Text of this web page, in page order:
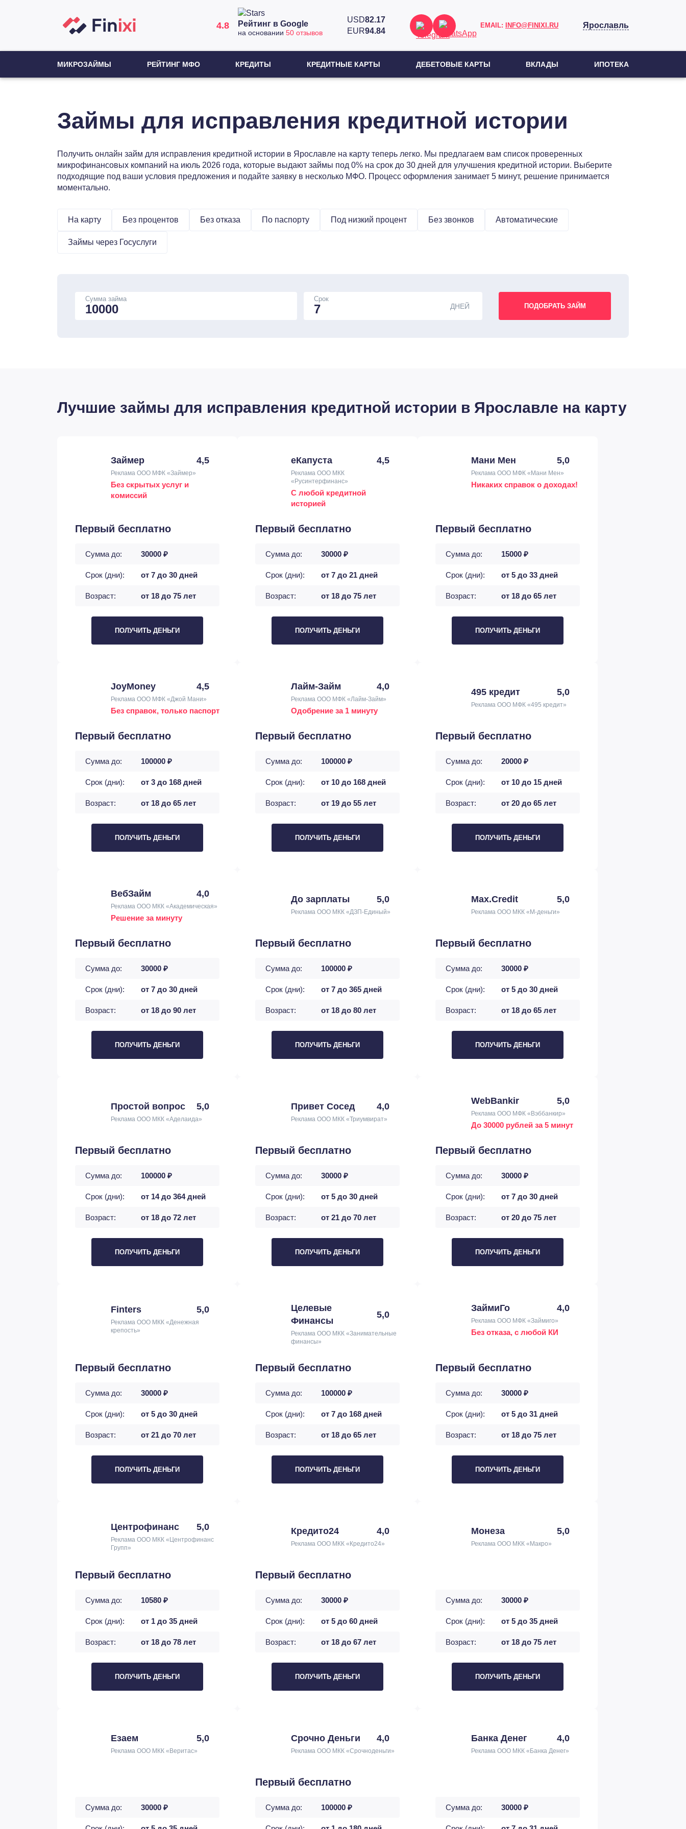
4.8 Рейтинг в Google
на основании 50 отзывов
USD82.17
EUR94.84
EMAIL: INFO@FINIXI.RU Ярославль
МИКРОЗАЙМЫ РЕЙТИНГ МФО КРЕДИТЫ КРЕДИТНЫЕ КАРТЫ ДЕБЕТОВЫЕ КАРТЫ ВКЛАДЫ ИПОТЕКА
Займы для исправления кредитной истории
Получить онлайн займ для исправления кредитной истории в Ярославле на карту теперь легко. Мы предлагаем вам список проверенных
микрофинансовых компаний на июль 2026 года, которые выдают займы под 0% на срок до 30 дней для улучшения кредитной истории. Выберите
подходящие под ваши условия предложения и подайте заявку в несколько МФО. Процесс оформления занимает 5 минут, решение принимается
моментально.
На карту Без процентов Без отказа По паспорту Под низкий процент Без звонков Автоматические
Займы через Госуслуги
Сумма займа
Срок
ДНЕЙ
Лучшие займы для исправления кредитной истории в Ярославле на карту
Займер 4,5
Реклама ООО МФК «Займер»
Без скрытых услуг и
комиссий
Первый бесплатно
Сумма до: 30000 ₽
Срок (дни): от 7 до 30 дней
Возраст: от 18 до 75 лет
ПОЛУЧИТЬ ДЕНЬГИ
еКапуста 4,5
Реклама ООО МКК
«Русинтерфинанс»
С любой кредитной
историей
Первый бесплатно
Сумма до: 30000 ₽
Срок (дни): от 7 до 21 дней
Возраст: от 18 до 75 лет
ПОЛУЧИТЬ ДЕНЬГИ
Мани Мен 5,0
Реклама ООО МФК «Мани Мен»
Никаких справок о доходах!
Первый бесплатно
Сумма до: 15000 ₽
Срок (дни): от 5 до 33 дней
Возраст: от 18 до 65 лет
ПОЛУЧИТЬ ДЕНЬГИ
JoyMoney 4,5
Реклама ООО МФК «Джой Мани»
Без справок, только паспорт
Первый бесплатно
Сумма до: 100000 ₽
Срок (дни): от 3 до 168 дней
Возраст: от 18 до 65 лет
ПОЛУЧИТЬ ДЕНЬГИ
Лайм-Займ 4,0
Реклама ООО МФК «Лайм-Займ»
Одобрение за 1 минуту
Первый бесплатно
Сумма до: 100000 ₽
Срок (дни): от 10 до 168 дней
Возраст: от 19 до 55 лет
ПОЛУЧИТЬ ДЕНЬГИ
495 кредит 5,0
Реклама ООО МФК «495 кредит»
Первый бесплатно
Сумма до: 20000 ₽
Срок (дни): от 10 до 15 дней
Возраст: от 20 до 65 лет
ПОЛУЧИТЬ ДЕНЬГИ
ВебЗайм 4,0
Реклама ООО МКК «Академическая»
Решение за минуту
Первый бесплатно
Сумма до: 30000 ₽
Срок (дни): от 7 до 30 дней
Возраст: от 18 до 90 лет
ПОЛУЧИТЬ ДЕНЬГИ
До зарплаты 5,0
Реклама ООО МКК «ДЗП-Единый»
Первый бесплатно
Сумма до: 100000 ₽
Срок (дни): от 7 до 365 дней
Возраст: от 18 до 80 лет
ПОЛУЧИТЬ ДЕНЬГИ
Max.Credit 5,0
Реклама ООО МКК «М-деньги»
Первый бесплатно
Сумма до: 30000 ₽
Срок (дни): от 5 до 30 дней
Возраст: от 18 до 65 лет
ПОЛУЧИТЬ ДЕНЬГИ
Простой вопрос 5,0
Реклама ООО МКК «Аделаида»
Первый бесплатно
Сумма до: 100000 ₽
Срок (дни): от 14 до 364 дней
Возраст: от 18 до 72 лет
ПОЛУЧИТЬ ДЕНЬГИ
Привет Сосед 4,0
Реклама ООО МКК «Триумвират»
Первый бесплатно
Сумма до: 30000 ₽
Срок (дни): от 5 до 30 дней
Возраст: от 21 до 70 лет
ПОЛУЧИТЬ ДЕНЬГИ
WebBankir 5,0
Реклама ООО МФК «Вэббанкир»
До 30000 рублей за 5 минут
Первый бесплатно
Сумма до: 30000 ₽
Срок (дни): от 7 до 30 дней
Возраст: от 20 до 75 лет
ПОЛУЧИТЬ ДЕНЬГИ
Finters 5,0
Реклама ООО МКК «Денежная
крепость»
Первый бесплатно
Сумма до: 30000 ₽
Срок (дни): от 5 до 30 дней
Возраст: от 21 до 70 лет
ПОЛУЧИТЬ ДЕНЬГИ
Целевые
Финансы
5,0
Реклама ООО МКК «Занимательные
финансы»
Первый бесплатно
Сумма до: 100000 ₽
Срок (дни): от 7 до 168 дней
Возраст: от 18 до 65 лет
ПОЛУЧИТЬ ДЕНЬГИ
ЗаймиГо 4,0
Реклама ООО МФК «Займиго»
Без отказа, с любой КИ
Первый бесплатно
Сумма до: 30000 ₽
Срок (дни): от 5 до 31 дней
Возраст: от 18 до 75 лет
ПОЛУЧИТЬ ДЕНЬГИ
Центрофинанс 5,0
Реклама ООО МКК «Центрофинанс
Групп»
Первый бесплатно
Сумма до: 10580 ₽
Срок (дни): от 1 до 35 дней
Возраст: от 18 до 78 лет
ПОЛУЧИТЬ ДЕНЬГИ
Кредито24 4,0
Реклама ООО МКК «Кредито24»
Первый бесплатно
Сумма до: 30000 ₽
Срок (дни): от 5 до 60 дней
Возраст: от 18 до 67 лет
ПОЛУЧИТЬ ДЕНЬГИ
Монеза 5,0
Реклама ООО МКК «Макро»
Сумма до: 30000 ₽
Срок (дни): от 5 до 35 дней
Возраст: от 18 до 75 лет
ПОЛУЧИТЬ ДЕНЬГИ
Езаем 5,0
Реклама ООО МКК «Веритас»
Сумма до: 30000 ₽
Срочно Деньги 4,0
Реклама ООО МКК «Срочноденьги»
Первый бесплатно
Сумма до: 100000 ₽
Банка Денег 4,0
Реклама ООО МКК «Банка Денег»
Сумма до: 30000 ₽